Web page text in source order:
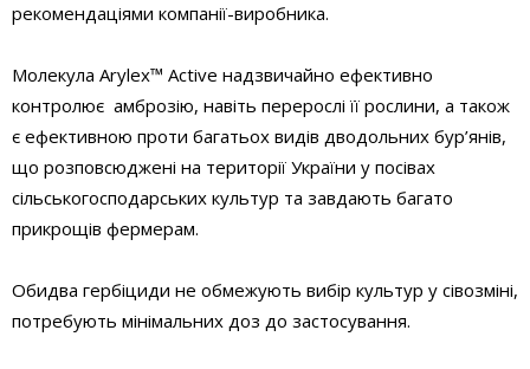
рекомендаціями компанії-виробника.
Молекула Arylex™ Active надзвичайно ефективно
контролює амброзію, навіть перерослі її рослини, а також
є ефективною проти багатьох видів дводольних бур’янів,
що розповсюджені на території України у посівах
сільськогосподарських культур та завдають багато
прикрощів фермерам.
Обидва гербіциди не обмежують вибір культур у сівозміні,
потребують мінімальних доз до застосування.